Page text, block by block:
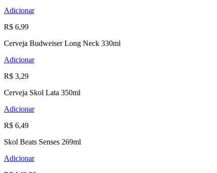
Adicionar
R$ 6,99
Cerveja Budweiser Long Neck 330ml
Adicionar
R$ 3,29
Cerveja Skol Lata 350ml
Adicionar
R$ 6,49
Skol Beats Senses 269ml
Adicionar